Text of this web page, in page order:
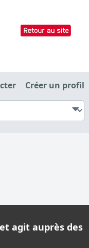
Créer un profil
agit auprès des